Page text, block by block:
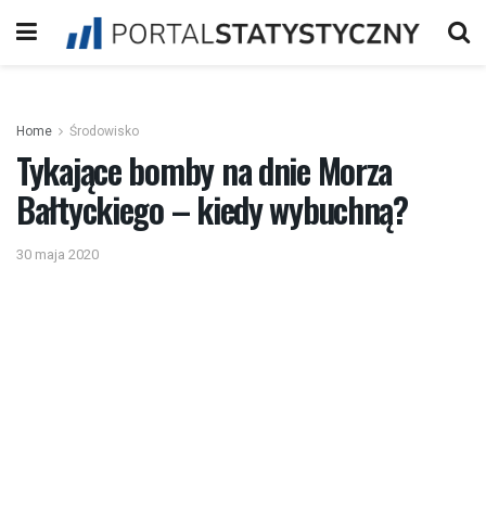
Home Środowisko
Tykające bomby na dnie Morza
Bałtyckiego – kiedy wybuchną?
30 maja 2020